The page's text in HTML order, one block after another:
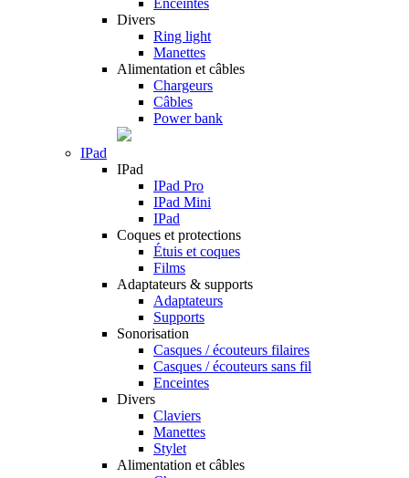
Enceintes
Divers
Ring light
Manettes
Alimentation et câbles
Chargeurs
Câbles
Power bank
IPad
IPad
IPad Pro
IPad Mini
IPad
Coques et protections
Étuis et coques
Films
Adaptateurs & supports
Adaptateurs
Supports
Sonorisation
Casques / écouteurs filaires
Casques / écouteurs sans fil
Enceintes
Divers
Claviers
Manettes
Stylet
Alimentation et câbles